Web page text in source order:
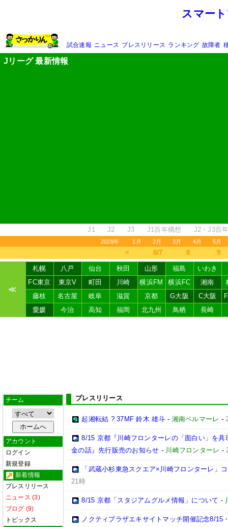
スマー
試合速報 ニュース プレスリリース ランキング 故障者
Jリーグ 最新情報
J1 J2 J3 J1百年構想 J2・J3百
2026年 1月 2月 3月 4月 5月
＜ 8/7 8 9
≪
札幌 八戸 仙台 秋田 山形 福島
いわき
FC東京
東京V 町田 川崎 横浜FM 横浜FC 湘南
藤枝
名古屋 岐阜 滋賀 京都 G大阪 C大阪
愛媛
今治 高知 福岡 北九州 鳥栖 長崎
チーム
アカウント
ログイン
新規登録
新着情報
プレスリリース
ニュース (3)
ブログ (9)
トピックス
プレスリリース
起湘転結 ? 37MF 鈴木 雄斗- 湘南ベルマーレ -
8/15 京都『川崎フロンターレの「面白い」を
金の話』先行販売のお知らせ - 川崎フロンターレ -
「武蔵小杉東急スクエア×川崎フロンターレ」
21時
8/15 京都「スタジアムグルメ情報」について -
ノクティプラザエキサイトマッチ開催記念8/